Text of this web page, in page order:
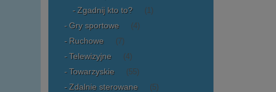
Zgadnij kto to? (1)
Gry sportowe (4)
Ruchowe (7)
Telewizyjne (4)
Towarzyskie (55)
Zdalnie sterowane (5)